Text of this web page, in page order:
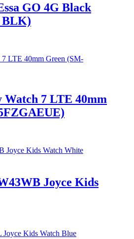
GO 4G Black
Watch 7 LTE 40mm
Joyce Kids